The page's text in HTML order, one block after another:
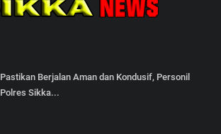
Pastikan Berjalan Aman dan Kondusif, Personil
Polres Sikka...